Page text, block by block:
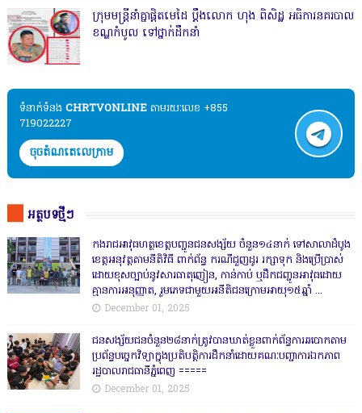
ក្រុមមន្ត្រីនាំគ្នាផ្ដិតមេដៃ ប្ដឹងលោក ហុង ពិសិដ្ឋ អធិការនគរបាល
ខណ្ឌកំបូល ទៅថ្នាក់ដឹកនាំ
ទំនាក់ទំនង​​ CHRTVONLINE តាមរយៈលេខ +855
719022227
ចុចតំណតេលេក្រាម
អត្ថបទថ្មីៗ
កងរាជឣាវុធហត្ថខេត្តបញ្ជូនជនសង្ស័យ ចំនួន១៤នាក់ ទៅសាលាដំបូង
ខេត្តឣនុវត្តតាមនីតិវិធី ពាក់ព័ន្ធ ករណីជួញដូរ រក្សាទុក និងប្រើប្រាស់
ដោយខុសច្បាប់នូវសារធាតុញៀន, កាន់កាប់ ឬដឹកជញ្ជូនអាវុធដោយ
គ្មានការអនុញ្ញាត, រួមភេទជាមួយអនីតិជនក្រោមអាយុ១៥ឆ្នាំ ...
December 01, 2025
ជនសង្ស័យជនចំនួន២៨នាក់ត្រូវបានឃាត់ខ្លួនពាក់ព័ន្ធការឆបោកតាម
ប្រព័ន្ធបច្ចេកវិទ្យាក្នុងប្រតិបត្តិការដឹកនាំដោយគណៈបញ្ជាការឯកភាព
រដ្ឋបាលរាជធានីភ្នំពេញ ‎=====
December 01, 2025